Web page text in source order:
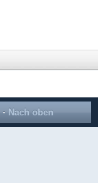
· Nach oben